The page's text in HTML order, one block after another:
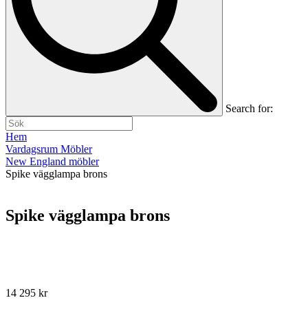
Search for:
Hem
Vardagsrum Möbler
New England möbler
Spike vägglampa brons
Spike vägglampa brons
14 295 kr